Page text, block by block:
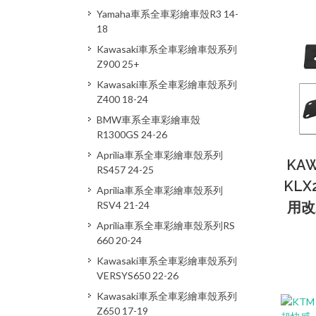
用
Yamaha車系全車彩繪車殼R3 14-
18
Kawasaki車系全車彩繪車殼系列
Z900 25+
Kawasaki車系全車彩繪車殼系列
Z400 18-24
BMW車系全車彩繪車殼
R1300GS 24-26
Aprilia車系全車彩繪車殼系列
RS457 24-25
Aprilia車系全車彩繪車殼系列
RSV4 21-24
Aprilia車系全車彩繪車殼系列RS
660 20-24
Kawasaki車系全車彩繪車殼系列
VERSYS650 22-26
Kawasaki車系全車彩繪車殼系列
Z650 17-19